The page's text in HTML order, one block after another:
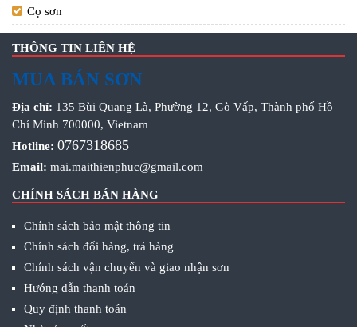
Cọ sơn
THÔNG TIN LIÊN HỆ
MUA BÁN SƠN
Địa chỉ: 135 Bùi Quang Là, Phường 12, Gò Vấp, Thành phố Hồ
Chí Minh 700000, Vietnam
Hotline: 0767318685
Email: mai.maithienphuc@gmail.com
CHÍNH SÁCH BÁN HÀNG
Chính sách bảo mật thông tin
Chính sách đổi hàng, trả hàng
Chính sách vận chuyển và giao nhận sơn
Hướng dẫn thanh toán
Quy định thanh toán